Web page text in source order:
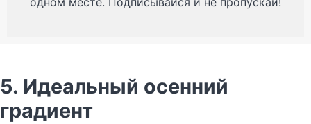
5. Идеальный осенний
градиент